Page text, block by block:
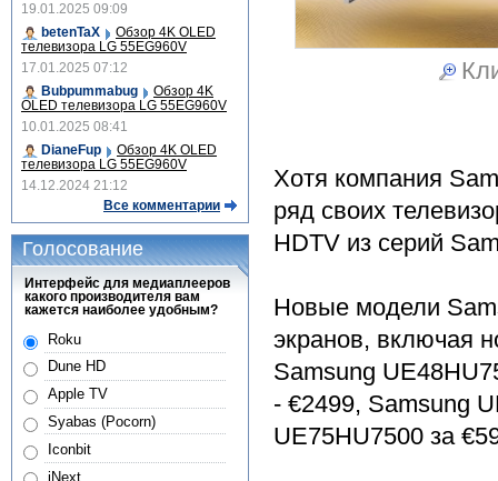
Хотя компания
ряд своих
HDTV из серий
Новые модели
экранов, включая
Samsung
- €2499, Samsung
UE75HU7500 за
19.01.2025 09:09
betenTaX
Обзор 4K OLED
телевизора LG 55EG960V
17.01.2025 07:12
Bubpummabug
Обзор 4K
OLED телевизора LG 55EG960V
10.01.2025 08:41
DianeFup
Обзор 4K OLED
телевизора LG 55EG960V
14.12.2024 21:12
Все комментарии
Голосование
Интерфейс для медиаплееров
какого производителя вам
кажется наиболее удобным?
Roku
Dune HD
Apple TV
Syabas (Pocorn)
Iconbit
iNext